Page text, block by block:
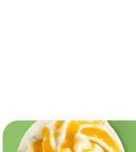
Asia and Pacific
English